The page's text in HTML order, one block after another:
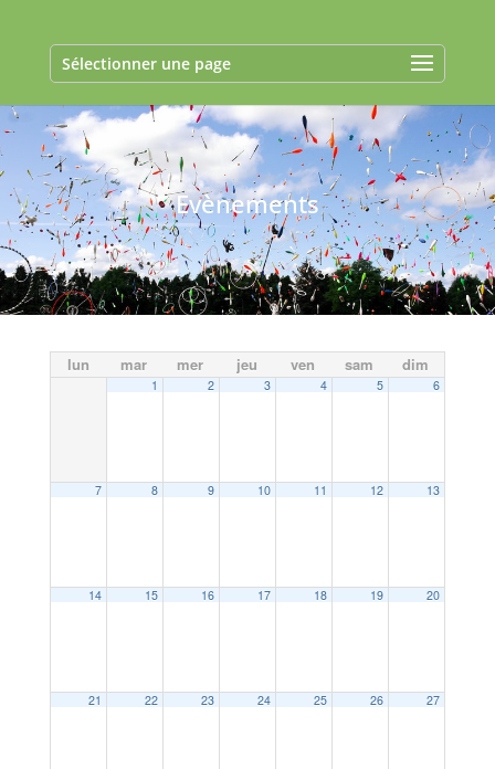
Sélectionner une page
Evènements
lun mar mer jeu ven sam dim
1 2 3 4 5 6
7 8 9 10 11 12 13
14 15 16 17 18 19 20
21 22 23 24 25 26 27